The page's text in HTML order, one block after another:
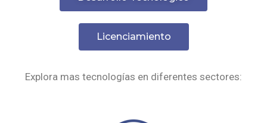
Licenciamiento
Explora mas tecnologías en diferentes sectores: